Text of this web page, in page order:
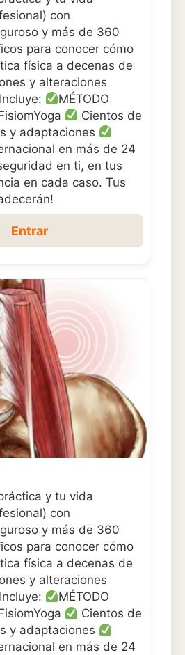
con
y más de 360
para conocer cómo
física a decenas de
y alteraciones
MÉTODO
Cientos de
y adaptaciones
en más de 24
en ti, en tus
en cada caso. Tus
Entrar
y tu vida
con
y más de 360
para conocer cómo
física a decenas de
y alteraciones
MÉTODO
Cientos de
y adaptaciones
en más de 24